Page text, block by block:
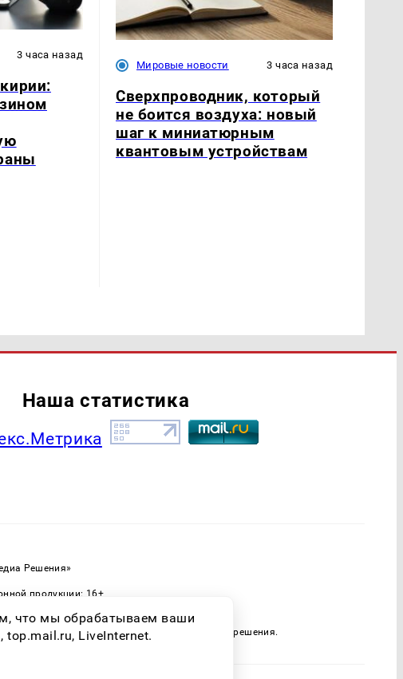
3 часа назад
Мировые новости 3 часа назад
Сверхпроводник, который
не боится воздуха: новый
шаг к миниатюрным
квантовым устройствам
Наша статистика
Решения»
продукции: 16+
только при наличии письменного разрешения.
что мы обрабатываем ваши
LiveInternet.